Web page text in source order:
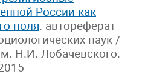
России как
поля. автореферат
наук /
Н.И. Лобачевского.